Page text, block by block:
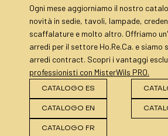
Ogni mese aggiorniamo il nostro
novità in sedie, tavoli, lampade,
scaffalature e molto altro. Offriamo
arredi per il settore Ho.Re.Ca. e siamo
arredi contract. Scopri i vantaggi
professionisti con MisterWils PRO.
CATALOGO ES
CATALOGO EN
CATALOGO FR